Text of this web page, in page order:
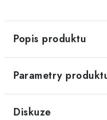
Popis produktu
Parametry
Diskuze